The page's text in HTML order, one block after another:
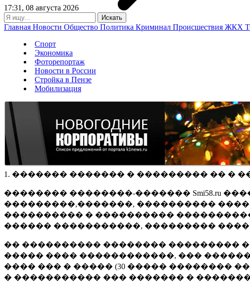
17:31, 08 августа 2026
Главная Новости Общество Политика Криминал Происшествия ЖКХ
Спорт
Экономика
Фоторепортаж
Новости в России
Стройка в Пензе
Мобилизация
1. ������� ������� � ��������� �� �
�������� ��������-������� Smi58.ru
���������,�������, ����������
���������� � ����������
������ �����������, ���������
�� ���������� �������� ���������
����� ���� ������������, ���
���� ��� � ����� (30 ����� ��������
� ����������� ��� ������� �